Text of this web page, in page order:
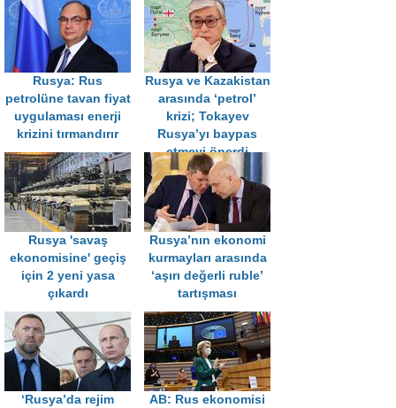
Rusya: Rus
petrolüne tavan fiyat
uygulaması enerji
krizini tırmandırır
Rusya ve Kazakistan
arasında ‘petrol’
krizi; Tokayev
Rusya’yı baypas
etmeyi önerdi
Rusya 'savaş
ekonomisine' geçiş
için 2 yeni yasa
çıkardı
Rusya’nın ekonomi
kurmayları arasında
‘aşırı değerli ruble’
tartışması
‘Rusya’da rejim
AB: Rus ekonomisi